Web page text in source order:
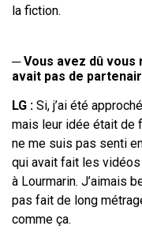
la fiction.
─Vous avez dû vous
avait pas de
LG : Si, j’ai été
mais leur idée était de
ne me suis pas senti
qui avait fait les
à Lourmarin. J’aimais
pas fait de long
comme ça.